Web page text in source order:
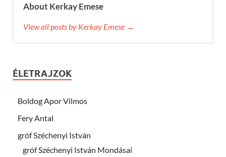
About Kerkay Emese
View all posts by Kerkay Emese →
ÉLETRAJZOK
Boldog Apor Vilmos
Fery Antal
gróf Széchenyi István
gróf Széchenyi István Mondásai